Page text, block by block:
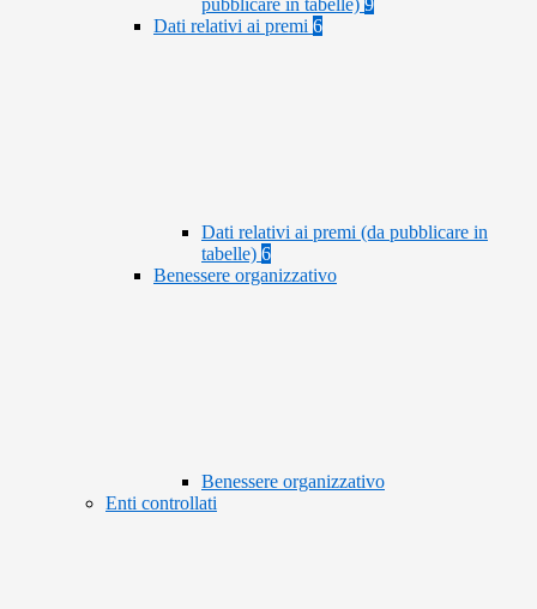
pubblicare in tabelle) 9
Dati relativi ai premi 6
Dati relativi ai premi (da pubblicare in
tabelle) 6
Benessere organizzativo
Benessere organizzativo
Enti controllati